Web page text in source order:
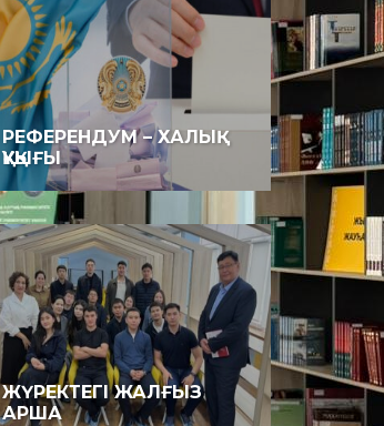
РЕФЕРЕНДУМ – ХАЛЫҚ
ҚҰҚЫҒЫ
ЖҮРЕКТЕГІ ЖАЛҒЫЗ
АРША